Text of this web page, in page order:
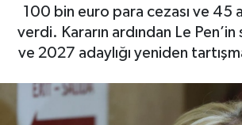
100 bin euro para cezası ve 45
verdi. Kararın ardından Le
ve 2027 adaylığı yeniden